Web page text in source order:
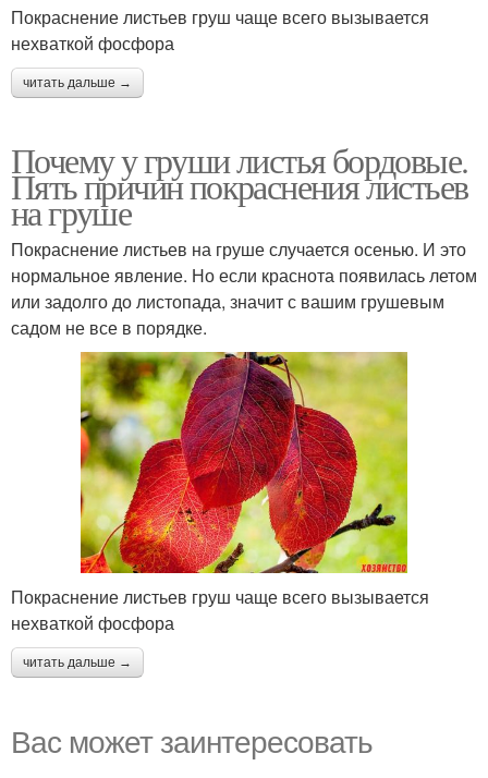
Покраснение листьев груш чаще всего вызывается
нехваткой фосфора
читать дальше →
Почему у груши листья бордовые.
Пять причин покраснения листьев
на груше
Покраснение листьев на груше случается осенью. И это
нормальное явление. Но если краснота появилась летом
или задолго до листопада, значит с вашим грушевым
садом не все в порядке.
Покраснение листьев груш чаще всего вызывается
нехваткой фосфора
читать дальше →
Вас может заинтересовать